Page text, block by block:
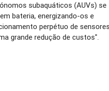
subaquáticos (AUVs) se
bateria, energizando-os e
perpétuo de sensores
grande redução de custos".